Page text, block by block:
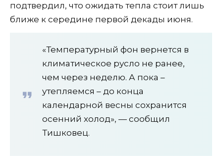
подтвердил, что ожидать тепла стоит лишь
ближе к середине первой декады июня.
«Температурный фон вернется в
климатическое русло не ранее,
чем через неделю. А пока –
утепляемся – до конца
календарной весны сохранится
осенний холод», — сообщил
Тишковец.